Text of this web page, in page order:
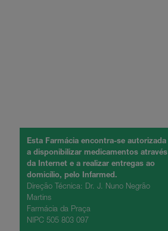
Esta Farmácia encontra-se autorizada
a disponibilizar medicamentos através
da Internet e a realizar entregas ao
domicílio, pelo Infarmed.
Direção Técnica: Dr. J. Nuno Negrão
Martins
Farmácia da Praça
NIPC 505 803 097